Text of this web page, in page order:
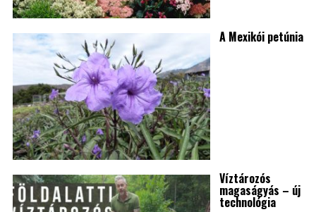
A Mexikói petúnia
Víztározós
magaságyás – új
technológia